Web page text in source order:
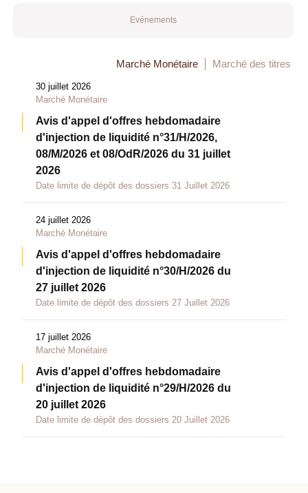
Evénements
Marché Monétaire Marché des titres
30 juillet 2026
Marché Monétaire
Avis d'appel d'offres hebdomadaire
d'injection de liquidité n°31/H/2026,
08/M/2026 et 08/OdR/2026 du 31 juillet
2026
Date limite de dépôt des dossiers 31 Juillet 2026
24 juillet 2026
Marché Monétaire
Avis d'appel d'offres hebdomadaire
d'injection de liquidité n°30/H/2026 du
27 juillet 2026
Date limite de dépôt des dossiers 27 Juillet 2026
17 juillet 2026
Marché Monétaire
Avis d'appel d'offres hebdomadaire
d'injection de liquidité n°29/H/2026 du
20 juillet 2026
Date limite de dépôt des dossiers 20 Juillet 2026